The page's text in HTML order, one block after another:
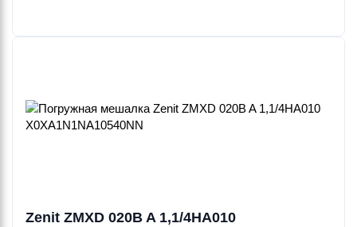
Zenit ZMXD 020B A 1,1/4HA010